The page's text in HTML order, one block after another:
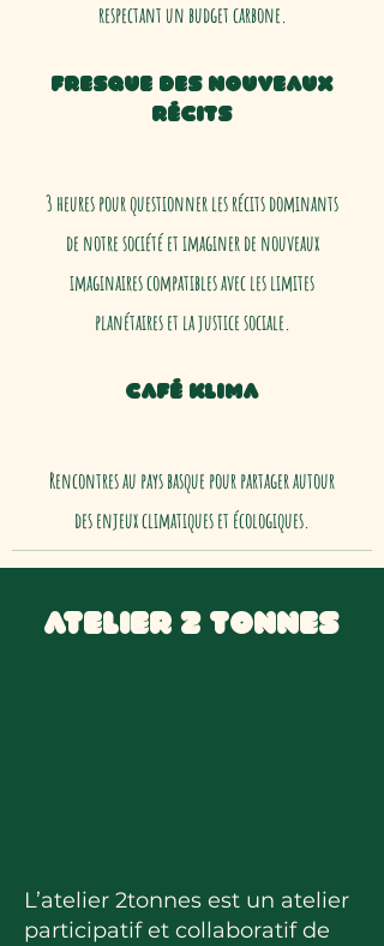
respectant un budget carbone.
Fresque des nouveaux
récits
3 heures pourquestionner les récits dominants
de notre société et imaginer de nouveaux
imaginaires compatibles avec les limites
planétaires et la justice sociale.
Café Klima
Rencontres au pays basque pour partager autour
des enjeux climatiques et écologiques.
Atelier 2 Tonnes
L’atelier 2tonnes est un atelier
participatif et collaboratif de